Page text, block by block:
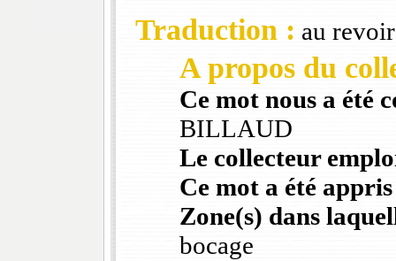
Traduction : au revoir
A propos du
Ce mot nous a été
BILLAUD
Le collecteur
Ce mot a été
Zone(s) dans
bocage